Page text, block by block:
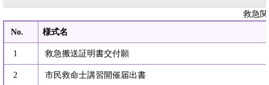
救急
No.
様式名
1 救急搬送証明書交付願
2 市民救命士講習開催届出書